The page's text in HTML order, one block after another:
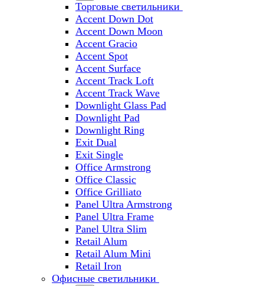
Торговые светильники
Accent Down Dot
Accent Down Moon
Accent Gracio
Accent Spot
Accent Surface
Accent Track Loft
Accent Track Wave
Downlight Glass Pad
Downlight Pad
Downlight Ring
Exit Dual
Exit Single
Office Armstrong
Office Classic
Office Grilliato
Panel Ultra Armstrong
Panel Ultra Frame
Panel Ultra Slim
Retail Alum
Retail Alum Mini
Retail Iron
Офисные светильники